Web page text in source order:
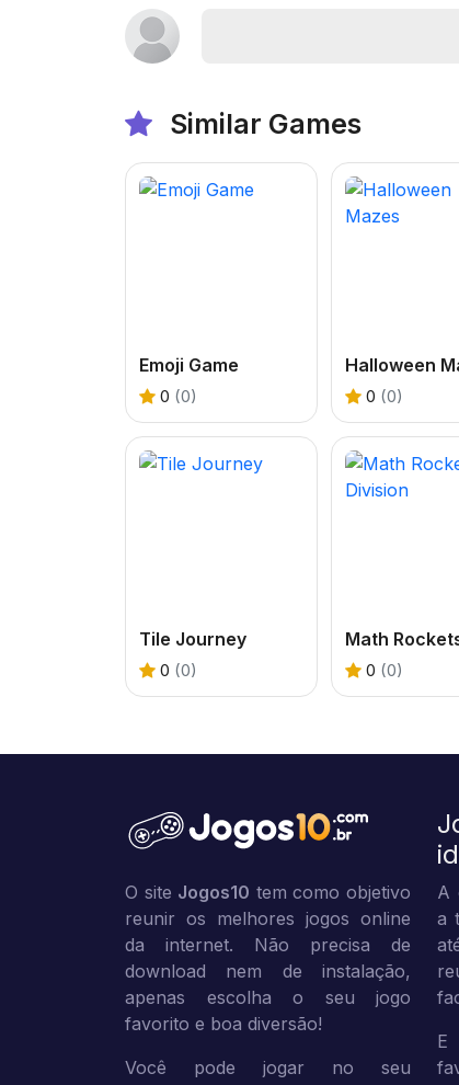
Similar Games
Emoji Game
0 (0)
Halloween
0 (0)
Tile Journey
0 (0) 0 (0)
O site Jogos10 tem como objetivo
reunir os melhores jogos online
da internet. Não precisa de
download nem de instalação,
apenas escolha o seu jogo
favorito e boa diversão!
Você pode jogar no seu
A
a
E